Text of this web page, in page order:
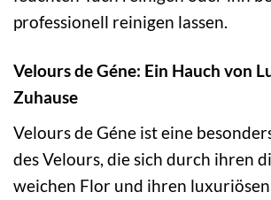
professionell reinigen lassen.
Velours de Géne: Ein Hauch von
Zuhause
Velours de Géne ist eine
des Velours, die sich durch ihren
weichen Flor und ihren